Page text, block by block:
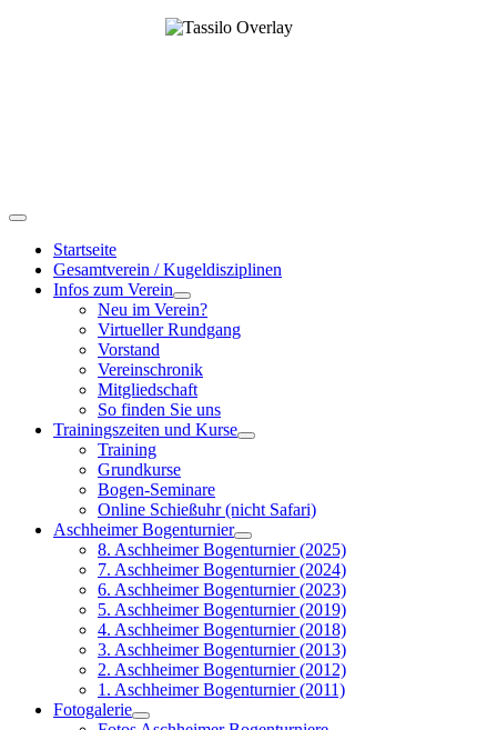
Startseite
Gesamtverein / Kugeldisziplinen
Infos zum Verein
Neu im Verein?
Virtueller Rundgang
Vorstand
Vereinschronik
Mitgliedschaft
So finden Sie uns
Trainingszeiten und Kurse
Training
Grundkurse
Bogen-Seminare
Online Schießuhr (nicht Safari)
Aschheimer Bogenturnier
8. Aschheimer Bogenturnier (2025)
7. Aschheimer Bogenturnier (2024)
6. Aschheimer Bogenturnier (2023)
5. Aschheimer Bogenturnier (2019)
4. Aschheimer Bogenturnier (2018)
3. Aschheimer Bogenturnier (2013)
2. Aschheimer Bogenturnier (2012)
1. Aschheimer Bogenturnier (2011)
Fotogalerie